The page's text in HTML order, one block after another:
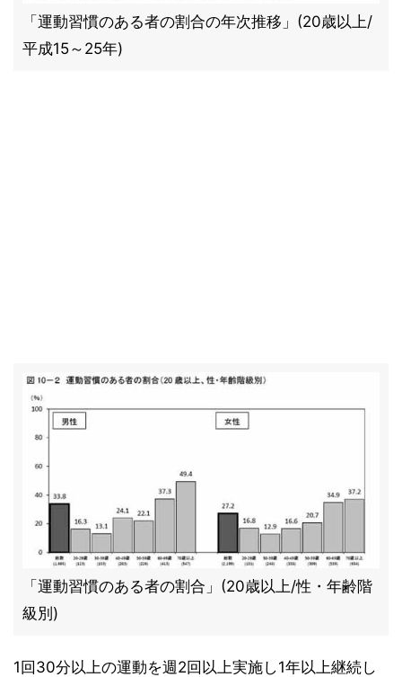
「運動習慣のある者の割合の年次推移」(20歳以上/
平成15～25年)
「運動習慣のある者の割合」(20歳以上/性・年齢階
級別)
1回30分以上の運動を週2回以上実施し1年以上継続し